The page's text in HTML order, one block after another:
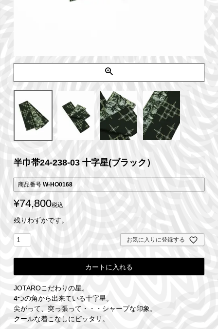
半巾帯24-238-03 十字星(ブラック）
商品番号 W-HO0168
¥74,800税込
残りわずかです。
お気に入りに登録する
カートに入れる
JOTAROこだわりの星。
4つの角から出来ている十字星。
尖がって、突っ張って・・・シャープな印象。
クールな着こなしにピッタリ。